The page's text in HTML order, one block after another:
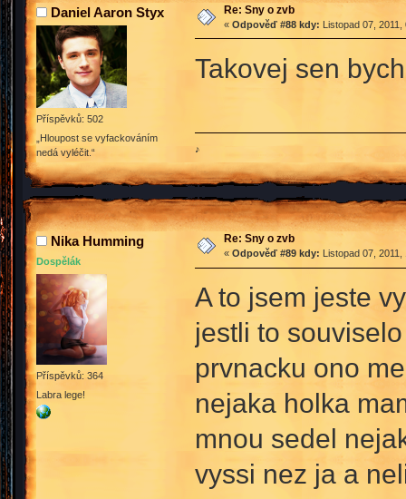
Daniel Aaron Styx
Příspěvků: 502
„Hloupost se vyfackováním
nedá vyléčit.“
Re: Sny o zvb
« Odpověď #88 kdy: Listopad 07,
Takovej sen
♪
Nika Humming
Dospělák
Příspěvků: 364
Labra lege!
Re: Sny o zvb
« Odpověď #89 kdy: Listopad 07,
A to jsem jeste
jestli to
prvnacku ono
nejaka holka
mnou sedel
vyssi nez ja a